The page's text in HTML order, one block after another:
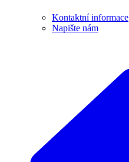
Kontaktní informace
Napište nám